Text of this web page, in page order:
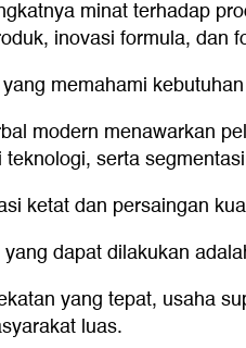
minat terhadap
inovasi formula, dan
memahami
modern menawarkan
serta
ketat dan persaingan
dapat dilakukan
yang tepat, usaha
luas.